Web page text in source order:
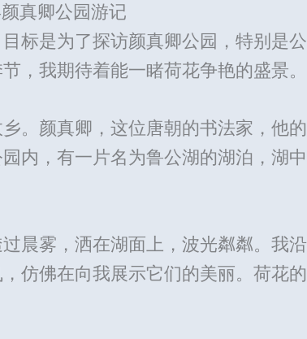
真卿公园游记
标是为了探访颜真卿公园，特别是公
，我期待着能一睹荷花争艳的盛景。
。颜真卿，这位唐朝的书法家，他的
内，有一片名为鲁公湖的湖泊，湖中
晨雾，洒在湖面上，波光粼粼。我沿
仿佛在向我展示它们的美丽。荷花的